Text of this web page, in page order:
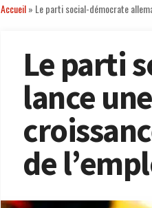
Accueil» Le parti social-démocrate
Le parti
lance
de